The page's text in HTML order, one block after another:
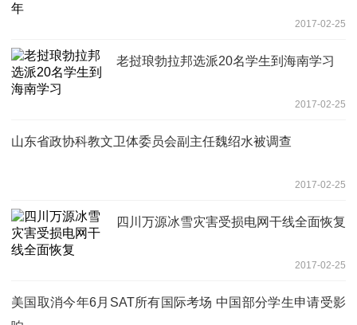
2017-02-25
老挝琅勃拉邦选派20名学生到海南学习
2017-02-25
山东省政协科教文卫体委员会副主任魏绍水被调查
2017-02-25
四川万源冰雪灾害受损电网干线全面恢复
2017-02-25
美国取消今年6月SAT所有国际考场 中国部分学生申请受影